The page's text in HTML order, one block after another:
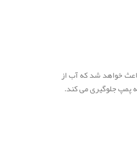
خواهد شد که آب از
پمپ جلوگیری می کند.